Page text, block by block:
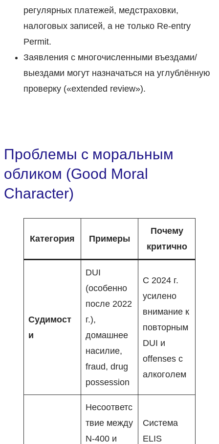
регулярных платежей, медстраховки,
налоговых записей, а не только Re-entry
Permit.
Заявления с многочисленными въездами/
выездами могут назначаться на углублённую
проверку («extended review»).
Проблемы с моральным
обликом (Good Moral
Character)
Категория Примеры
Почему
критично
Судимост
и
DUI
(особенно
после 2022
г.),
домашнее
насилие,
fraud, drug
possession
С 2024 г.
усилено
внимание к
повторным
DUI и
offenses с
алкоголем
Несоответс
твие между
N-400 и
Система
ELIS